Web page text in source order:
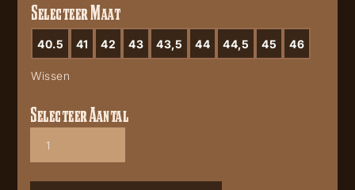
Selecteer Maat
40.5 41 42 43 43,5 44 44,5 45 46
Wissen
L6297
Selecteer Aantal